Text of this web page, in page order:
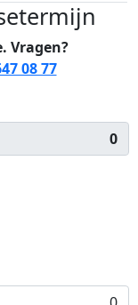
Vragen?
08 77